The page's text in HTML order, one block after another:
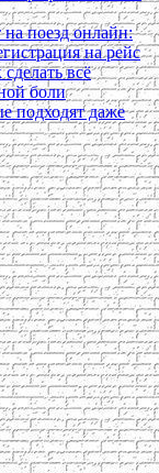
поезд онлайн:
на рейс
всё
боли
подходят даже